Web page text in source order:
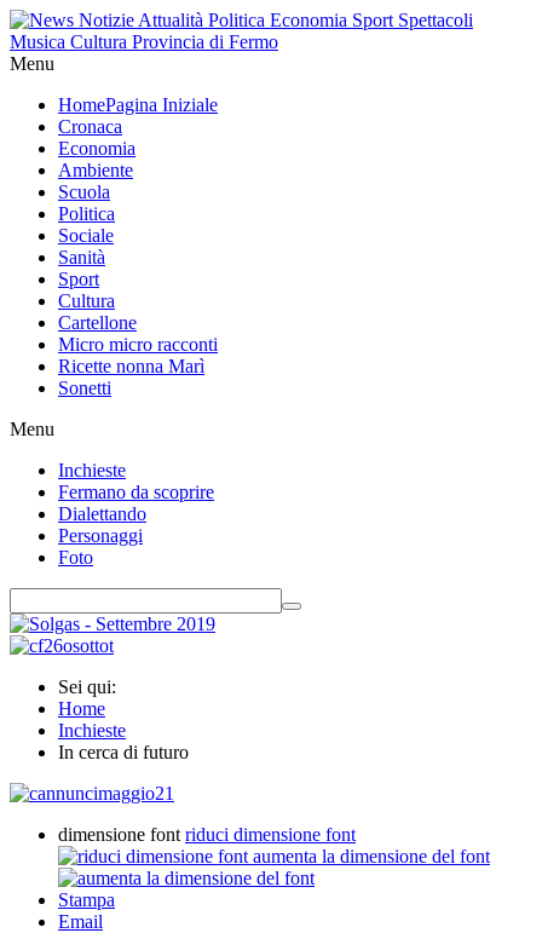
Menu
HomePagina Iniziale
Cronaca
Economia
Ambiente
Scuola
Politica
Sociale
Sanità
Sport
Cultura
Cartellone
Micro micro racconti
Ricette nonna Marì
Sonetti
Menu
Inchieste
Fermano da scoprire
Dialettando
Personaggi
Foto
Sei qui:
Home
Inchieste
In cerca di futuro
dimensione font riduci dimensione font
aumenta la dimensione del font
Stampa
Email